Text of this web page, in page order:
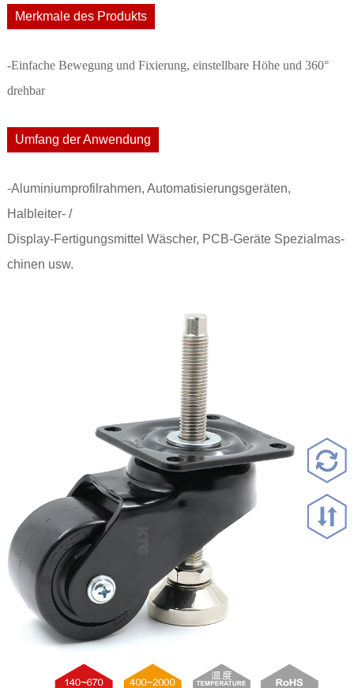
Merkmale des Produkts
-Einfache Bewegung und Fixierung, einstellbare Höhe und 360°
drehbar
Umfang der Anwendung
-Aluminiumprofilrahmen, Automatisierungsgeräten,
Halbleiter- /
Display-Fertigungsmittel Wäscher, PCB-Geräte Spezialmas-
chinen usw.